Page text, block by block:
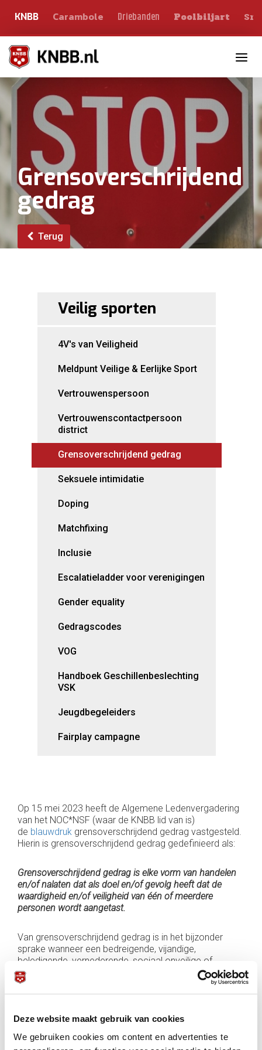
Deze website maakt gebruik van cookies
We gebruiken cookies om content en advertenties te
KNBB Carambole Driebanden Poolbiljart
Grensoverschrijdend
gedrag
Terug
Veilig sporten
4V's van Veiligheid
Meldpunt Veilige & Eerlijke Sport
Vertrouwenspersoon
Vertrouwenscontactpersoon
district
Grensoverschrijdend gedrag
Seksuele intimidatie
Doping
Matchfixing
Inclusie
Escalatieladder voor verenigingen
Gender equality
Gedragscodes
VOG
Handboek Geschillenbeslechting
VSK
Jeugdbegeleiders
Fairplay campagne
Op 15 mei 2023 heeft de Algemene Ledenvergadering
van het NOC*NSF (waar de KNBB lid van is)
de blauwdruk grensoverschrijdend gedrag vastgesteld.
Hierin is grensoverschrijdend gedrag gedefinieerd als:
Grensoverschrijdend gedrag is elke vorm van handelen
en/of nalaten dat als doel en/of gevolg heeft dat de
waardigheid en/of veiligheid van één of meerdere
personen wordt aangetast.
Van grensoverschrijdend gedrag is in het bijzonder
sprake wanneer een bedreigende, vijandige,
beledigende, vernederende, sociaal onveilige of
kwetsende situatie wordt gecreëerd of wordt ervaren.
De definitie van grensoverschrijdend gedrag maakt
duidelijk dat het moet gaan om gedragingen die gericht
maakt het niet uit of degene de gedraging
daadwerkelijk als grensoverschrijdend gedrag heeft
ervaren. Het gaat zowel om het doel als het gevolg.